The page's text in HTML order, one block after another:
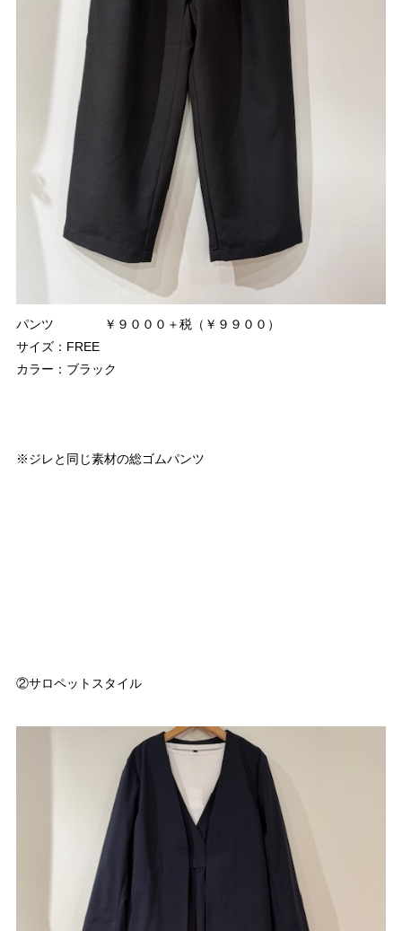
パンツ ￥９０００＋税（￥９９００）
サイズ：FREE
カラー：ブラック
※ジレと同じ素材の総ゴムパンツ
②サロペットスタイル